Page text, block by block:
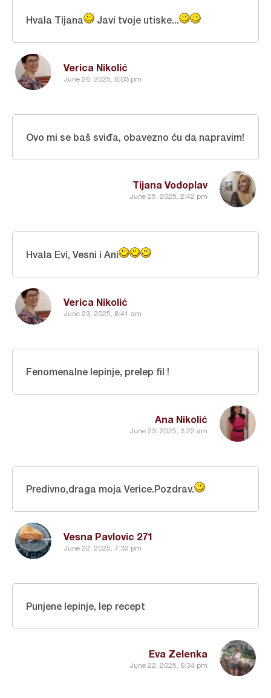
Verica Nikolić
June 26, 2025, 6:03 pm
Hvala Tijana Javi tvoje utiske...
Tijana Vodoplav
June 25, 2025, 2:42 pm
Ovo mi se baš sviđa, obavezno ću da napravim!
Verica Nikolić
June 23, 2025, 8:41 am
Hvala Evi, Vesni i Ani
Ana Nikolić
June 23, 2025, 3:22 am
Fenomenalne lepinje, prelep fil !
Vesna Pavlovic 271
June 22, 2025, 7:32 pm
Predivno,draga moja Verice.Pozdrav.
Eva Zelenka
June 22, 2025, 6:34 pm
Punjene lepinje, lep recept